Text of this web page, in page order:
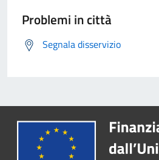
Problemi in città
Segnala disservizio